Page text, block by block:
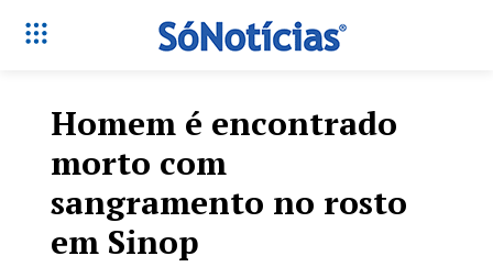
Homem é encontrado
morto com
sangramento no rosto
em Sinop